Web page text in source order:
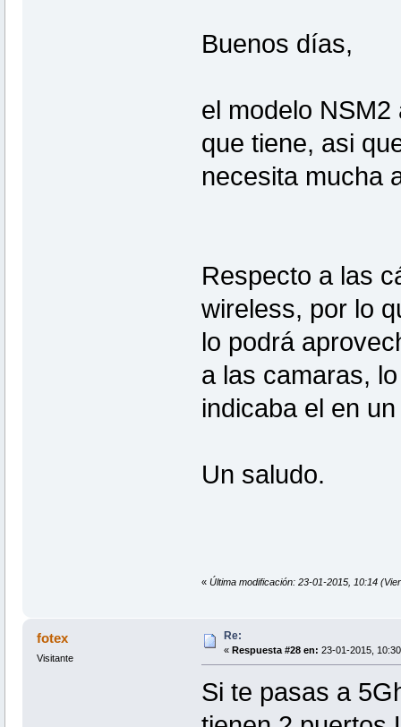
Buenos días,
el modelo NSM2
que tiene, asi
necesita mucha
Respecto a las
wireless, por lo
lo podrá
a las camaras,
indicaba el en
Un saludo.
« Última modificación: 23-01-2015, 10:14
fotex
Visitante
Re:
« Respuesta #28 en: 23-01-2015,
Si te pasas a